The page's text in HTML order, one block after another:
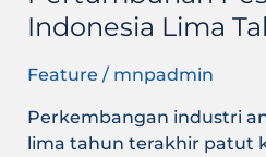
Indonesia Lima
Feature / mnpadmin
Perkembangan industri
lima tahun terakhir patut